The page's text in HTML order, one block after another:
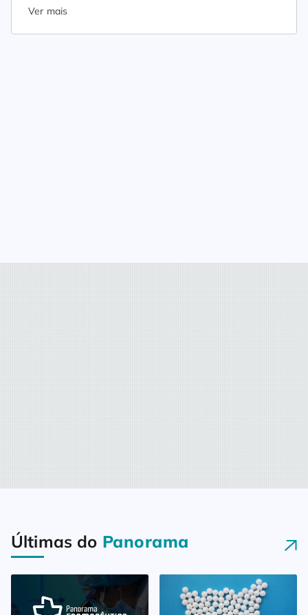
Ver mais
Últimas do Panorama